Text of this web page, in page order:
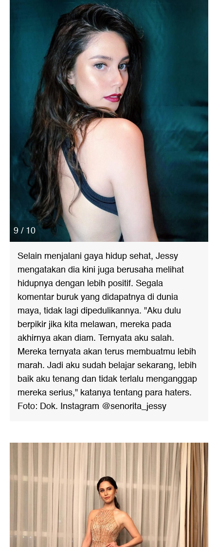
9 / 10
Selain menjalani gaya hidup sehat, Jessy
mengatakan dia kini juga berusaha melihat
hidupnya dengan lebih positif. Segala
komentar buruk yang didapatnya di dunia
maya, tidak lagi dipedulikannya. "Aku dulu
berpikir jika kita melawan, mereka pada
akhirnya akan diam. Ternyata aku salah.
Mereka ternyata akan terus membuatmu lebih
marah. Jadi aku sudah belajar sekarang, lebih
baik aku tenang dan tidak terlalu menganggap
mereka serius," katanya tentang para haters.
Foto: Dok. Instagram @senorita_jessy